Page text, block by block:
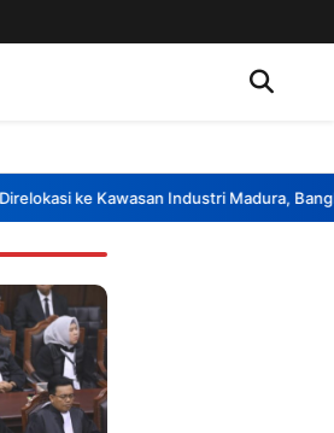
ke Kawasan Industri Madura, Bangkalan•